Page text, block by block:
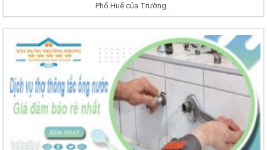
Phố Huế của Trường...